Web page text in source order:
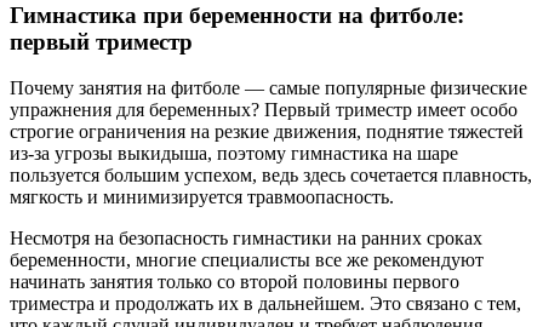
Гимнастика при беременности на фитболе:
первый триместр
Почему занятия на фитболе — самые популярные физические
упражнения для беременных? Первый триместр имеет особо
строгие ограничения на резкие движения, поднятие тяжестей
из-за угрозы выкидыша, поэтому гимнастика на шаре
пользуется большим успехом, ведь здесь сочетается плавность,
мягкость и минимизируется травмоопасность.
Несмотря на безопасность гимнастики на ранних сроках
беременности, многие специалисты все же рекомендуют
начинать занятия только со второй половины первого
триместра и продолжать их в дальнейшем. Это связано с тем,